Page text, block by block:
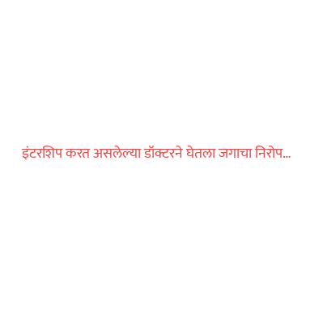
मोठी
इंटरशिप करत असलेल्या डॉक्टरने घेतला जगाचा निरोप…